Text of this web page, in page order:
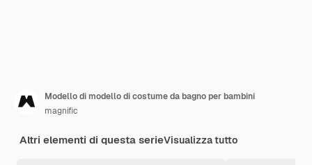
Modello di modello di costume da bagno per bambini
magnific
Altri elementi di questa serieVisualizza tutto